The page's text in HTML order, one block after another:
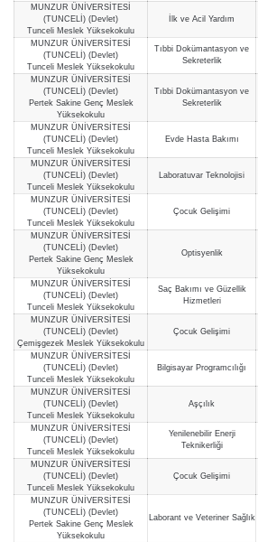
MUNZUR ÜNİVERSİTESİ
(TUNCELİ) (Devlet)
Tunceli Meslek Yüksekokulu
İlk ve Acil Yardım
MUNZUR ÜNİVERSİTESİ
(TUNCELİ) (Devlet)
Tunceli Meslek Yüksekokulu
Tıbbi Dokümantasyon ve
Sekreterlik
MUNZUR ÜNİVERSİTESİ
(TUNCELİ) (Devlet)
Pertek Sakine Genç Meslek
Yüksekokulu
Tıbbi Dokümantasyon ve
Sekreterlik
MUNZUR ÜNİVERSİTESİ
(TUNCELİ) (Devlet)
Tunceli Meslek Yüksekokulu
Evde Hasta Bakımı
MUNZUR ÜNİVERSİTESİ
(TUNCELİ) (Devlet)
Tunceli Meslek Yüksekokulu
Laboratuvar Teknolojisi
MUNZUR ÜNİVERSİTESİ
(TUNCELİ) (Devlet)
Tunceli Meslek Yüksekokulu
Çocuk Gelişimi
MUNZUR ÜNİVERSİTESİ
(TUNCELİ) (Devlet)
Pertek Sakine Genç Meslek
Yüksekokulu
Optisyenlik
MUNZUR ÜNİVERSİTESİ
(TUNCELİ) (Devlet)
Tunceli Meslek Yüksekokulu
Saç Bakımı ve Güzellik
Hizmetleri
MUNZUR ÜNİVERSİTESİ
(TUNCELİ) (Devlet)
Çemişgezek Meslek Yüksekokulu
Çocuk Gelişimi
MUNZUR ÜNİVERSİTESİ
(TUNCELİ) (Devlet)
Tunceli Meslek Yüksekokulu
Bilgisayar Programcılığı
MUNZUR ÜNİVERSİTESİ
(TUNCELİ) (Devlet)
Tunceli Meslek Yüksekokulu
Aşçılık
MUNZUR ÜNİVERSİTESİ
(TUNCELİ) (Devlet)
Tunceli Meslek Yüksekokulu
Yenilenebilir Enerji
Teknikerliği
MUNZUR ÜNİVERSİTESİ
(TUNCELİ) (Devlet)
Tunceli Meslek Yüksekokulu
Çocuk Gelişimi
MUNZUR ÜNİVERSİTESİ
(TUNCELİ) (Devlet)
Pertek Sakine Genç Meslek
Yüksekokulu
Laborant ve Veteriner Sağlık